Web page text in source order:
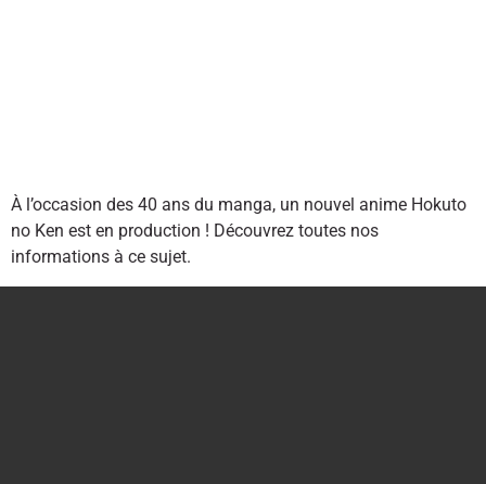
À l’occasion des 40 ans du manga, un nouvel anime Hokuto
no Ken est en production ! Découvrez toutes nos
informations à ce sujet.